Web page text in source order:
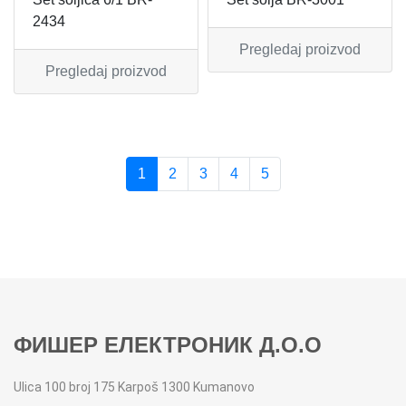
2434
Pregledaj proizvod
Pregledaj proizvod
1 2 3 4 5
ФИШЕР ЕЛЕКТРОНИК Д.О.О
Ulica 100 broj 175 Karpoš 1300 Kumanovo